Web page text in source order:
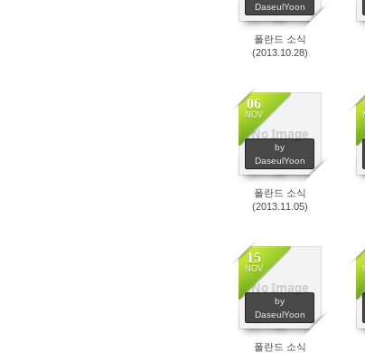
DaseulYoon
폴란드 소식
(2013.10.28)
No Image
06
NOV
by
DaseulYoon
2569
폴란드 소식
(2013.11.05)
No Image
15
NOV
by
DaseulYoon
2421
폴란드 소식